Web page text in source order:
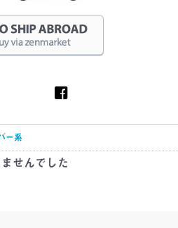
ー系
せんでした